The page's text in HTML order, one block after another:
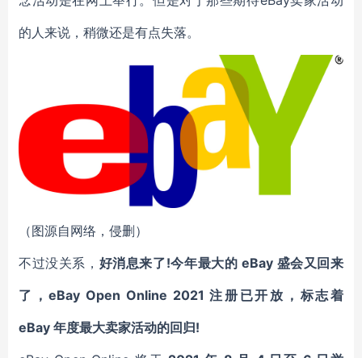
的人来说，稍微还是有点失落。
（图源自网络，侵删）
不过没关系， 好消息来了!今年最大的 eBay 盛会又回来
了，eBay Open Online 2021 注册已开放，标志着
eBay 年度最大卖家活动的回归!